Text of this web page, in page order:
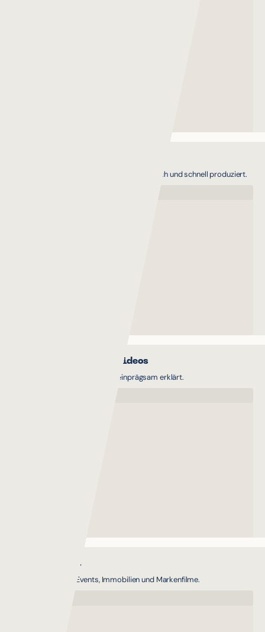
Scroll-stopper für Social Media — strategisch und schnell produziert.
Animationen & Erklärvideos
Komplexe Themen einfach und einprägsam erklärt.
Drohnenvideos
Luftaufnahmen für Events, Immobilien und Markenfilme.